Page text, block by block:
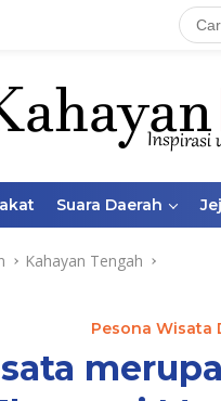
Suara Daerah
Kahayan Tengah
Pesona Wisata